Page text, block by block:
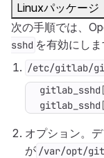
Linuxパッケージ
次の手順では、
sshd を有効にしま
/etc/gitlab/
gitlab_sshd
gitlab_sshd
オプション。デ
が /var/opt/